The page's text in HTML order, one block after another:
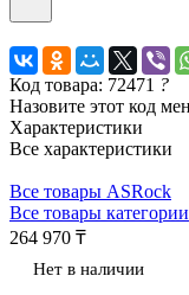
Код товара: 72471 ?
Назовите этот код
Характеристики
Все характеристики
Все товары ASRock
Все товары категории
264 970 ₸
Нет в наличии